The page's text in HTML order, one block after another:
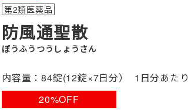
第2類医薬品
防風通聖散
ぼうふうつうしょうさん
内容量：84錠(12錠×7日分） 1日分あたり
20%OFF